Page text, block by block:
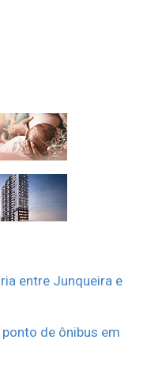
entre Junqueira e
de ônibus em